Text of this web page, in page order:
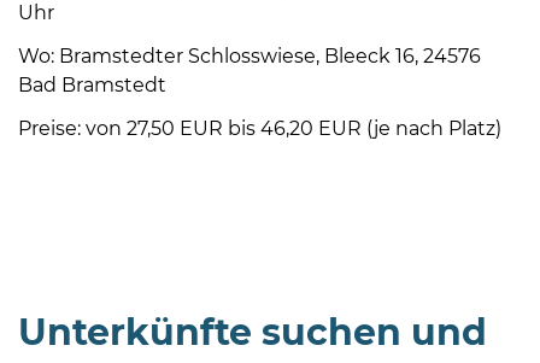
18
Uhr
sowie
Uhr
Wo: Bramstedter Schlosswiese, Bleeck 16, 24576
Bad Bramstedt
Preise: von 27,50 EUR bis 46,20 EUR (je nach Platz)
Unterkünfte suchen und